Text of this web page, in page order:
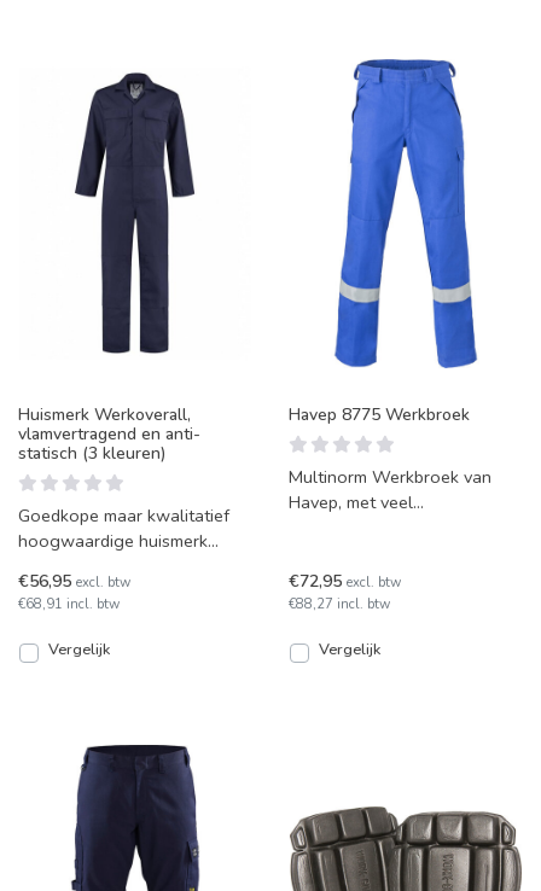
Huismerk Werkoverall,
vlamvertragend en anti-
statisch (3 kleuren)
Goedkope maar kwalitatief
hoogwaardige huismerk
en anti-statisch. Deze o
€56,95 excl. btw
€68,91 incl. btw
Vergelijk
Havep 8775 Werkbroek
Multinorm Werkbroek van
Havep, met veel
leverb
€72,95 excl. btw
€88,27 incl. btw
Vergelijk